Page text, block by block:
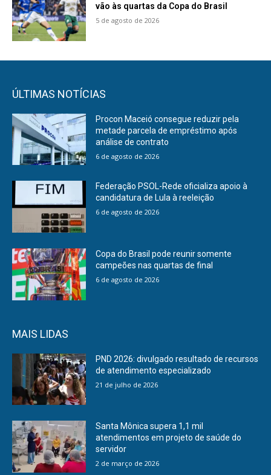
vão às quartas da Copa do Brasil
5 de agosto de 2026
ÚLTIMAS NOTÍCIAS
Procon Maceió consegue reduzir pela
metade parcela de empréstimo após
análise de contrato
6 de agosto de 2026
Federação PSOL-Rede oficializa apoio à
candidatura de Lula à reeleição
6 de agosto de 2026
Copa do Brasil pode reunir somente
campeões nas quartas de final
6 de agosto de 2026
MAIS LIDAS
PND 2026: divulgado resultado de recursos
de atendimento especializado
21 de julho de 2026
Santa Mônica supera 1,1 mil
atendimentos em projeto de saúde do
servidor
2 de março de 2026